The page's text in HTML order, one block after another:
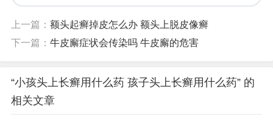
上一篇： 额头起癣掉皮怎么办 额头上脱皮像癣
下一篇： 牛皮廨症状会传染吗 牛皮廨的危害
“小孩头上长癣用什么药 孩子头上长癣用什么药” 的
相关文章